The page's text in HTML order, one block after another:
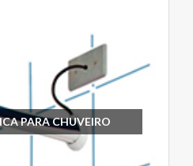
PARA CHUVEIRO